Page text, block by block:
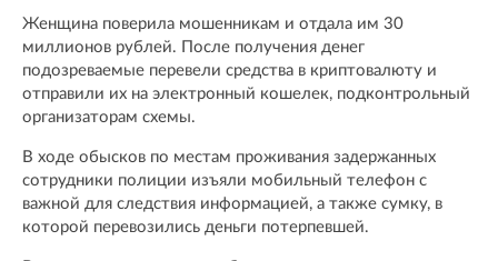
Женщина поверила мошенникам и отдала им 30
миллионов рублей. После получения денег
подозреваемые перевели средства в криптовалюту и
отправили их на электронный кошелек, подконтрольный
организаторам схемы.
В ходе обысков по местам проживания задержанных
сотрудники полиции изъяли мобильный телефон с
важной для следствия информацией, а также сумку, в
которой перевозились деньги потерпевшей.